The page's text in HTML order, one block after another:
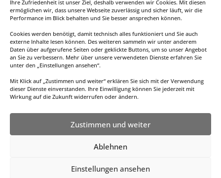
Ihre Zufriedenheit ist unser Ziel, deshalb verwenden wir Cookies. Mit diesen
ermöglichen wir, dass unsere Webseite zuverlässig und sicher läuft, wir die
Performance im Blick behalten und Sie besser ansprechen können.
Cookies werden benötigt, damit technisch alles funktioniert und Sie auch
externe Inhalte lesen können. Des weiteren sammeln wir unter anderem
Daten über aufgerufene Seiten oder geklickte Buttons, um so unser Angebot
an Sie zu verbessern. Mehr über unsere verwendeten Dienste erfahren Sie
unter den „Einstellungen ansehen“.
Mit Klick auf „Zustimmen und weiter“ erklären Sie sich mit der Verwendung
dieser Dienste einverstanden. Ihre Einwilligung können Sie jederzeit mit
Wirkung auf die Zukunft widerrufen oder ändern.
Zustimmen und weiter
Ablehnen
Einstellungen ansehen
Datenschutzerklärung